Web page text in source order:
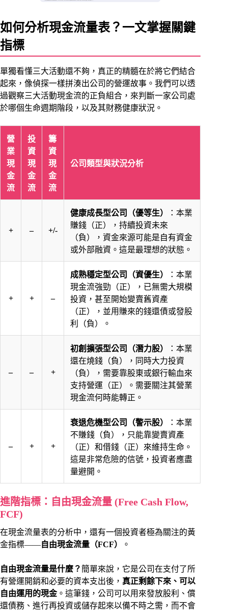
如何分析現金流量表？一文掌握關鍵
指標
單獨看懂三大活動還不夠，真正的精髓在於將它們結合
起來，像偵探一樣拼湊出公司的營運故事。我們可以透
過觀察三大活動現金流的正負組合，來判斷一家公司處
於哪個生命週期階段，以及其財務健康狀況。
營
業
現
金
流
投
資
現
金
流
籌
資
現
金
流
公司類型與狀況分析
+ – +/-
健康成長型公司（優等生）
：本業
賺錢（正），持續投資未來
（負），資金來源可能是自有資金
或外部融資。這是最理想的狀態。
+ + –
成熟穩定型公司（資優生）
：本業
現金流強勁（正），已無需大規模
投資，甚至開始變賣舊資產
（正），並用賺來的錢還債或發股
利（負）。
– – +
初創擴張型公司（潛力股）
：本業
還在燒錢（負），同時大力投資
（負），需要靠股東或銀行輸血來
支持營運（正）。需要關注其營業
現金流何時能轉正。
– + +
衰退危機型公司（警示股）
：本業
不賺錢（負），只能靠變賣資產
（正）和借錢（正）來維持生命。
這是非常危險的信號，投資者應盡
量避開。
進階指標：自由現金流量 (Free Cash Flow,
FCF)
在現金流量表的分析中，還有一個投資者極為關注的黃
金指標——自由現金流量（FCF） 。
自由現金流量是什麼？簡單來說，它是公司在支付了所
有營運開銷和必要的資本支出後， 真正剩餘下來、可以
自由運用的現金。這筆錢，公司可以用來發放股利、償
還債務、進行再投資或儲存起來以備不時之需，而不會